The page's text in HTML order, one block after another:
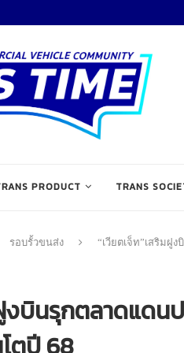
PRODUCT TRANS
รอบรั้วขนส่ง “เวียตเจ็ท”เสริมฝู
งบินรุกตลาดแดน